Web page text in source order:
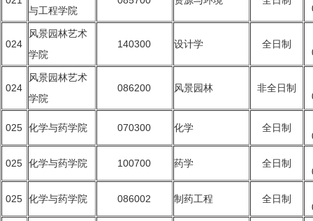
与工程学院
024
风景园林艺术
学院
140300 设计学 全日制
024
风景园林艺术
学院
086200 风景园林 非全日制
025 化学与药学院 070300 化学 全日制
025 化学与药学院 100700 药学 全日制
025 化学与药学院 086002 制药工程 全日制